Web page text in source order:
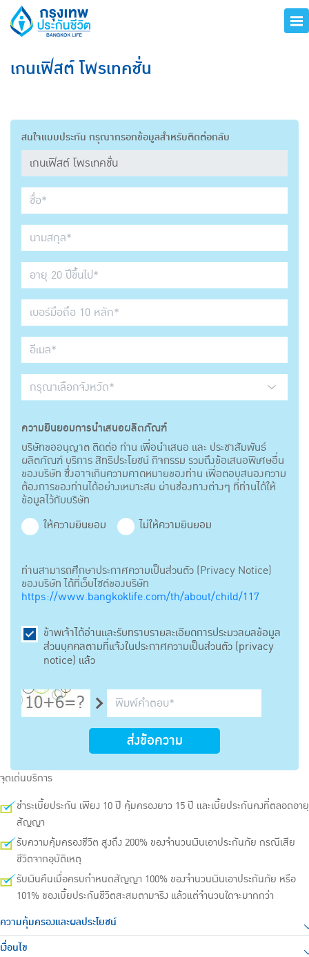
เกนเฟิสต์ โพรเทคชั่น
สนใจแบบประกัน กรุณากรอกข้อมูลสำหรับติดต่อกลับ
ความยินยอมการนำเสนอผลิตภัณฑ์
บริษัทขออนุญาต ติดต่อ ท่าน เพื่อนำเสนอ และ ประชาสัมพันธ์
ผลิตภัณฑ์ บริการ สิทธิประโยชน์ กิจกรรม รวมถึงข้อเสนอพิเศษอื่น
ของบริษัท ซึ่งอาจเกินความคาดหมายของท่าน เพื่อตอบสนองความ
ต้องการของท่านได้อย่างเหมาะสม ผ่านช่องทางต่างๆ ที่ท่านได้ให้
ข้อมูลไว้กับบริษัท
ให้ความยินยอม
ไม่ให้ความยินยอม
ท่านสามารถศึกษาประกาศความเป็นส่วนตัว (Privacy Notice)
ของบริษัท ได้ที่เว็บไซต์ของบริษัท
https://www.bangkoklife.com/th/about/child/117
ข้าพเจ้าได้อ่านและรับทราบรายละเอียดการประมวลผลข้อมูล
ส่วนบุคคลตามที่แจ้งในประกาศความเป็นส่วนตัว (privacy
notice) แล้ว
ส่งข้อความ
จุดเด่นบริการ
ชำระเบี้ยประกัน เพียง 10 ปี คุ้มครองยาว 15 ปี และเบี้ยประกันคงที่ตลอดอายุ
สัญญา
รับความคุ้มครองชีวิต สูงถึง 200% ของจำนวนเงินเอาประกันภัย กรณีเสีย
ชีวิตจากอุบัติเหตุ
รับเงินคืนเมื่อครบกำหนดสัญญา 100% ของจำนวนเงินเอาประกันภัย หรือ
101% ของเบี้ยประกันชีวิตสะสมตามจริง แล้วแต่จำนวนใดจะมากกว่า
ความคุ้มครองและผลประโยชน์
เงื่อนไข